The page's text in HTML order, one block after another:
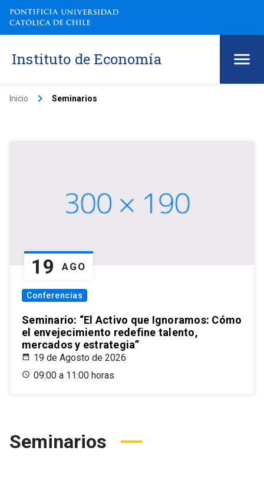
Instituto de Economía
Inicio keyboard_arrow_right Seminarios
19 AGO
Conferencias
Seminario: “El Activo que Ignoramos: Cómo
el envejecimiento redefine talento,
mercados y estrategia”
19 de Agosto de 2026
09:00 a 11:00 horas
Seminarios